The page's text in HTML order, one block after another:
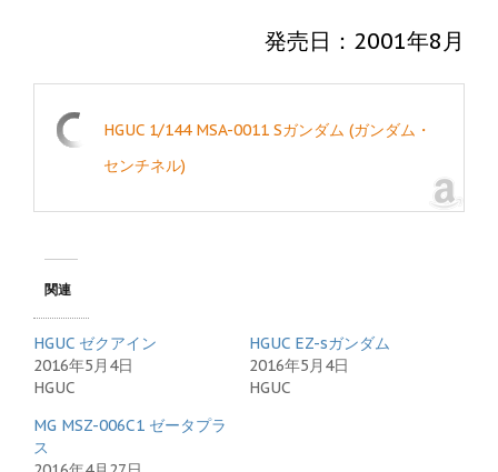
発売日：2001年8月
HGUC 1/144 MSA-0011 Sガンダム (ガンダム・
センチネル)
関連
HGUC ゼクアイン
2016年5月4日
HGUC
HGUC EZ-sガンダム
2016年5月4日
HGUC
MG MSZ-006C1 ゼータプラ
ス